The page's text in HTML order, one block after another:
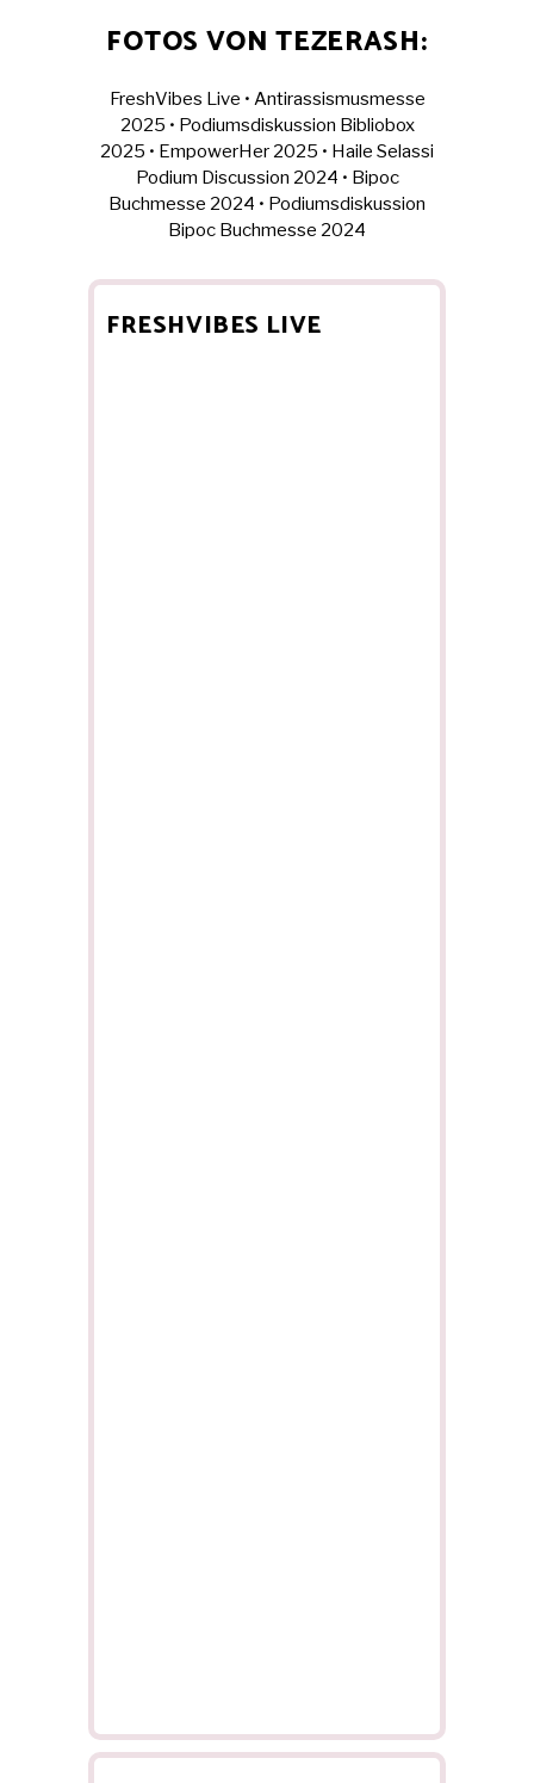
FOTOS VON TEZERASH:
FreshVibes Live • Antirassismusmesse
2025 • Podiumsdiskussion Bibliobox
2025 • EmpowerHer 2025 • Haile Selassi
Podium Discussion 2024 • Bipoc
Buchmesse 2024 • Podiumsdiskussion
Bipoc Buchmesse 2024
FRESHVIBES LIVE